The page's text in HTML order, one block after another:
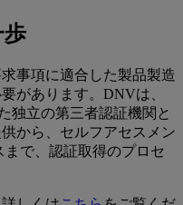
事項に適合した製品製造
があります。DNVは、
独立の第三者認証機関と
から、セルフアセスメン
まで、認証取得のプロセ